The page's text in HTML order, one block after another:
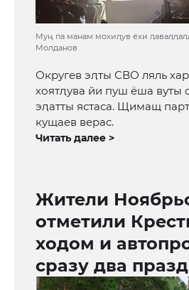
Муң па манам мохиӆув ёхи
Молданов
Округев эӆты СВО ляль
хоятӆува йи пуш ёша вуты
эӆатты ястаса. Щимащ
кущаев верас.
Читать далее >
Жители
отметили
ходом и
сразу два